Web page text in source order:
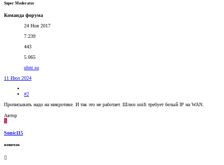
Super Moderator
Команда форума
24 Ноя 2017
7.239
443
5.065
ubnt.su
11 Июл 2024
#2
Прописывать надо на микротике. И так это не работает. Шлюз unifi требует белый IP на WAN.
Автор
S
Sonic115
новичок